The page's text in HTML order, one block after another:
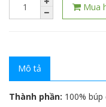
Mua
Mô tả
Thành phần: 100%